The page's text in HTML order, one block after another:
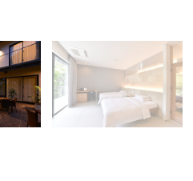
客
客室
ディ
ディ